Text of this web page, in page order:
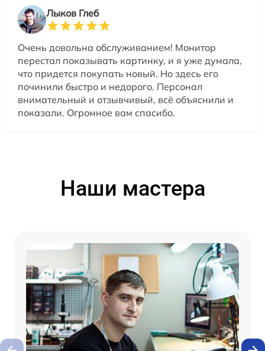
Лыков Глеб
Очень довольна обслуживанием! Монитор
перестал показывать картинку, и я уже думала,
что придется покупать новый. Но здесь его
починили быстро и недорого. Персонал
внимательный и отзывчивый, всё объяснили и
показали. Огромное вам спасибо.
Наши мастера